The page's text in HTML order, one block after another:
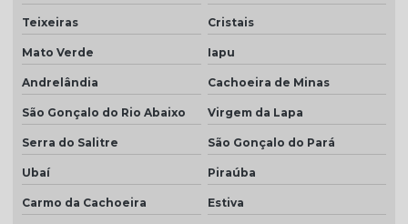
Teixeiras Cristais
Mato Verde Iapu
Andrelândia Cachoeira de Minas
São Gonçalo do Rio Abaixo Virgem da Lapa
Serra do Salitre São Gonçalo do Pará
Ubaí Piraúba
Carmo da Cachoeira Estiva